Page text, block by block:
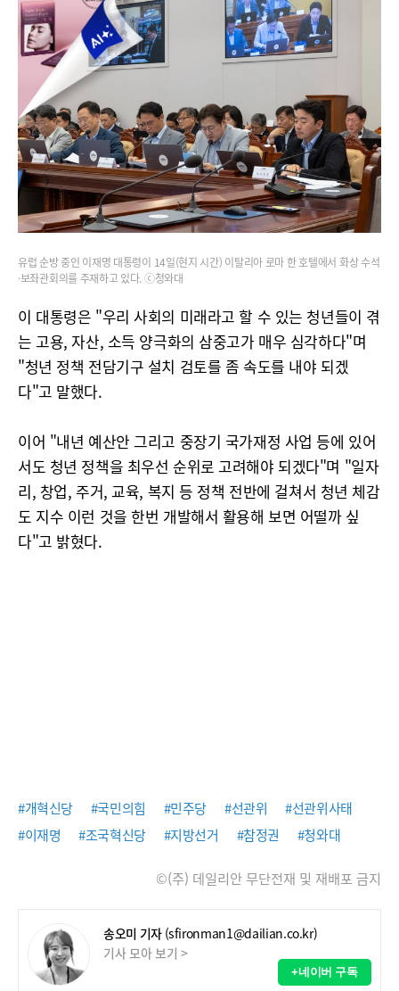
유럽 순방 중인 이재명 대통령이 14일(현지 시간) 이탈리아 로마 한 호텔에서 화상 수석
·보좌관회의를 주재하고 있다. ⓒ청와대
이 대통령은 "우리 사회의 미래라고 할 수 있는 청년들이 겪
는 고용, 자산, 소득 양극화의 삼중고가 매우 심각하다"며
"청년 정책 전담기구 설치 검토를 좀 속도를 내야 되겠
다"고 말했다.
이어 "내년 예산안 그리고 중장기 국가재정 사업 등에 있어
서도 청년 정책을 최우선 순위로 고려해야 되겠다"며 "일자
리, 창업, 주거, 교육, 복지 등 정책 전반에 걸쳐서 청년 체감
도 지수 이런 것을 한번 개발해서 활용해 보면 어떨까 싶
다"고 밝혔다.
#개혁신당 #국민의힘 #민주당 #선관위
#선관위사태
#이재명
#조국혁신당 #지방선거 #참정권 #청와대
©(주) 데일리안 무단전재 및 재배포 금지
송오미 기자 (sfironman1@dailian.co.kr)
기사 모아 보기 >
+네이버 구독